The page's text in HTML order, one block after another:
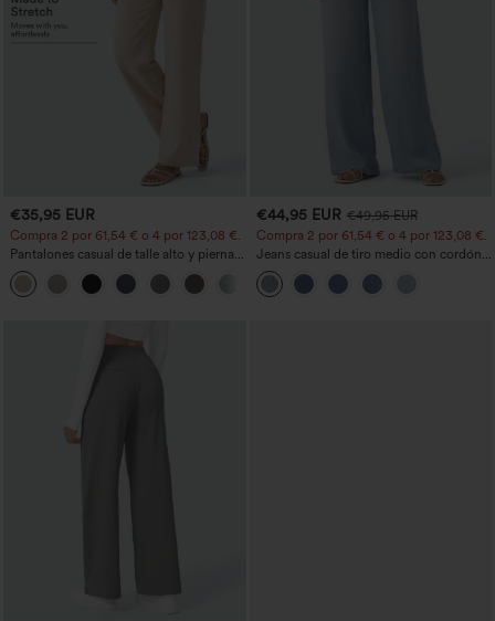
€35,95 EUR
Compra 2 por 61,54 € o 4 por 123,08 €.
Pantalones casual de talle alto y pierna
recta con tacto de lino y bolsillos
+5
€44,95 EUR €49,95 EUR
Compra 2 por 61,54 € o 4 por 123,08 €.
Jeans casual de tiro medio con cordón y
bolsillos